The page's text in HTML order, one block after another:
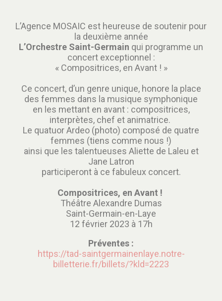
L’Agence MOSAIC est heureuse de soutenir pour
la deuxième année
L’Orchestre Saint-Germain qui programme un
concert exceptionnel :
« Compositrices, en Avant ! »
Ce concert, d’un genre unique, honore la place
des femmes dans la musique symphonique
en les mettant en avant : compositrices,
interprètes, chef et animatrice.
Le quatuor Ardeo (photo) composé de quatre
femmes (tiens comme nous !)
ainsi que les talentueuses Aliette de Laleu et
Jane Latron
participeront à ce fabuleux concert.
Compositrices, en Avant !
Théâtre Alexandre Dumas
Saint-Germain-en-Laye
12 février 2023 à 17h
Préventes :
https://tad-saintgermainenlaye.notre-
billetterie.fr/billets/?kld=2223